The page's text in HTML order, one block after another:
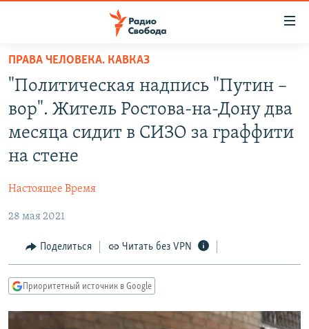
упрощенного
доступа
Вернуться
основному
содержанию
навигации
Вернутся
поиску
ПРОГРАММЫ
ПОДКАСТЫ
АВТОРСКИЕ ПРОЕКТЫ
КУЛЬТУРА
IDEL.РЕАЛИИ
КАВКАЗ.РЕАЛИИ
СИБИРЬ.РЕАЛИИ
РАСПИСАНИЕ ВЕЩАНИЯ
ПРАВА ЧЕЛОВЕКА. КАВКАЗ
"Политическая надпись "Путин –
вор". Житель Ростова-на-Дону два
месяца сидит в СИЗО за граффити
на стене
Настоящее Время
28 мая 2021
Поделиться Читать без VPN
Приоритетный источник в Google